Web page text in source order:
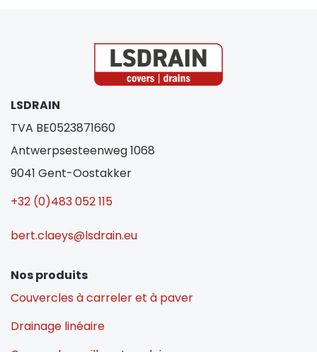
LSDRAIN
TVA BE0523871660
Antwerpsesteenweg 1068
9041 Gent-Oostakker
+32 (0)483 052 115
bert.claeys@lsdrain.eu
Nos produits
Couvercles à carreler et à paver
Drainage linéaire